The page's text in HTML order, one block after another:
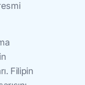
Filipin